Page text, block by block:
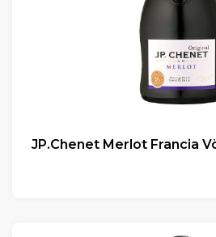
JP.Chenet Merlot Francia